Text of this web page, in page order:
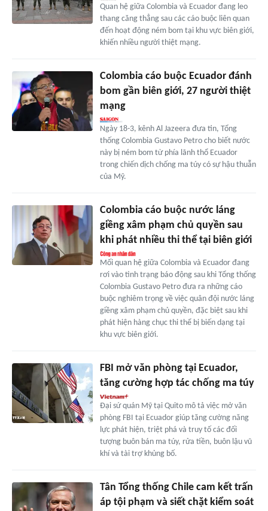
Quan hệ giữa Colombia và Ecuador đang leo
thang căng thẳng sau các cáo buộc liên quan
đến hoạt động ném bom tại khu vực biên giới,
khiến nhiều người thiệt mạng.
Colombia cáo buộc Ecuador đánh
bom gần biên giới, 27 người thiệt
mạng
Ngày 18-3, kênh Al Jazeera đưa tin, Tổng
thống Colombia Gustavo Petro cho biết nước
này bị ném bom từ phía lãnh thổ Ecuador
trong chiến dịch chống ma túy có sự hậu thuẫn
của Mỹ.
Colombia cáo buộc nước láng
giềng xâm phạm chủ quyền sau
khi phát nhiều thi thể tại biên giới
Mối quan hệ giữa Colombia và Ecuador đang
rơi vào tình trạng báo động sau khi Tổng thống
Colombia Gustavo Petro đưa ra những cáo
buộc nghiêm trọng về việc quân đội nước láng
giềng xâm phạm chủ quyền, đặc biệt sau khi
phát hiện hàng chục thi thể bị biến dạng tại
khu vực biên giới.
FBI mở văn phòng tại Ecuador,
tăng cường hợp tác chống ma túy
Đại sứ quán Mỹ tại Quito mô tả việc mở văn
phòng FBI tại Ecuador giúp tăng cường năng
lực phát hiện, triệt phá và truy tố các đối
tượng buôn bán ma túy, rửa tiền, buôn lậu vũ
khí và tài trợ khủng bố.
Tân Tổng thống Chile cam kết trấn
áp tội phạm và siết chặt kiểm soát